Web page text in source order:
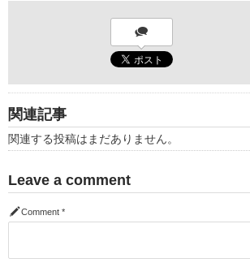
関連記事
関連する投稿はまだありません。
Leave a comment
Comment *